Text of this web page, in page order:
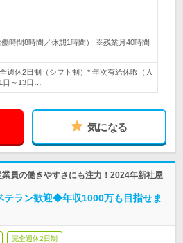
時間8時間／休憩1時間） ※残業月40時間
週休2日制（シフト制）* 年次有給休暇（入
日～13日…
気になる
員の働きやすさにも注力！2024年新社屋
テラン歓迎◆年収1000万も目指せま
完全週休2日制